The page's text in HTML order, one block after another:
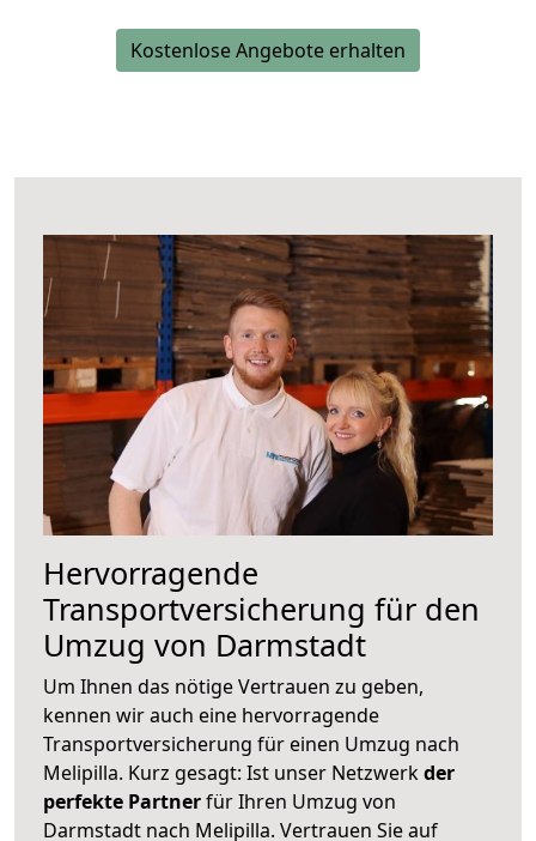
Kostenlose Angebote erhalten
Hervorragende
Transportversicherung für den
Umzug von Darmstadt
Um Ihnen das nötige Vertrauen zu geben,
kennen wir auch eine hervorragende
Transportversicherung für einen Umzug nach
Melipilla. Kurz gesagt: Ist unser Netzwerkder
perfekte Partnerfür Ihren Umzug von
Darmstadt nach Melipilla. Vertrauen Sie auf